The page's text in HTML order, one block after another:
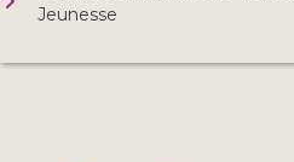
Jeunesse